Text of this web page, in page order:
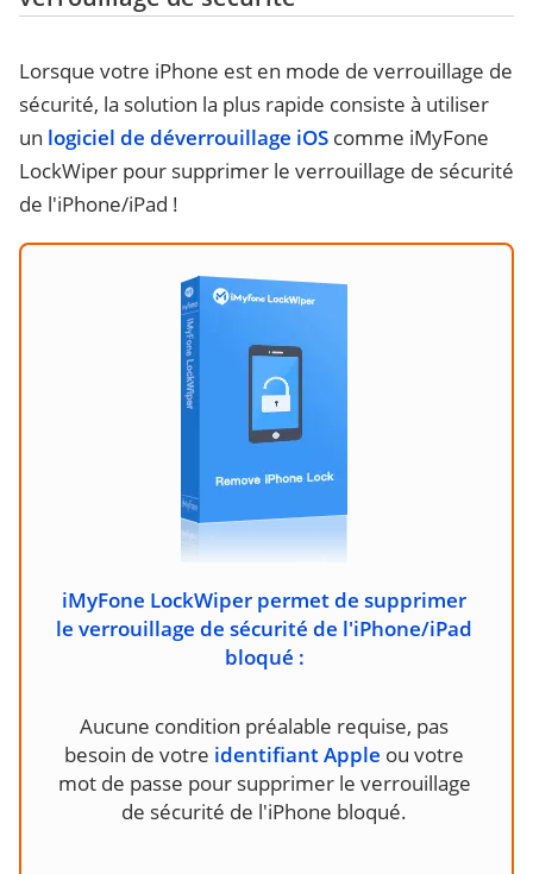
Lorsque votre iPhone est en mode de verrouillage de
sécurité, la solution la plus rapide consiste à utiliser
un logiciel de déverrouillage iOS comme iMyFone
LockWiper pour supprimer le verrouillage de sécurité
de l'iPhone/iPad !
iMyFone LockWiper permet de supprimer
le verrouillage de sécurité de l'iPhone/iPad
bloqué :
Aucune condition préalable requise, pas
besoin de votre identifiant Apple ou votre
mot de passe pour supprimer le verrouillage